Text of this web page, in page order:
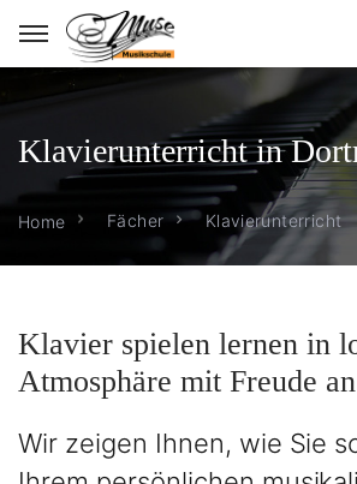
Klavierunterricht in
Home Fächer Klavierunterricht
Klavier spielen lernen in
Atmosphäre mit Freude
Wir zeigen Ihnen, wie Sie